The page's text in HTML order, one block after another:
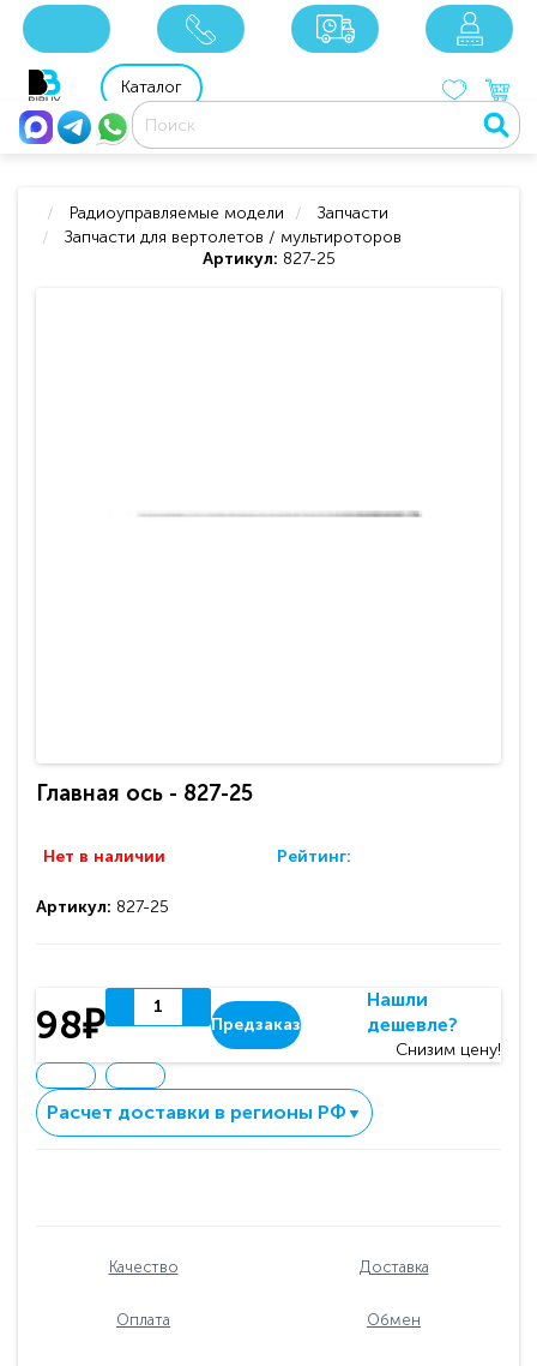
8 800 201 92 06
Каталог
Радиоуправляемые модели
Запчасти
Запчасти для вертолетов / мультироторов
Артикул: 827-25
Главная ось - 827-25
Нет в наличии Рейтинг:
Артикул: 827-25
98₽ Предзаказ
Нашли
дешевле?
Снизим цену!
Расчет доставки в регионы РФ ▼
Качество Доставка
Оплата Обмен
xxx